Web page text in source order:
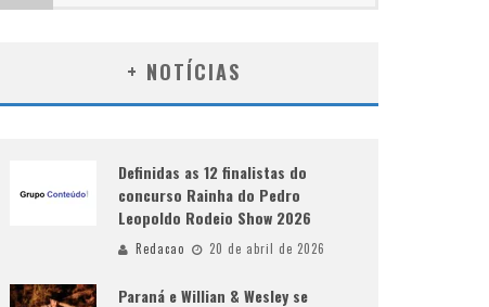
+ NOTÍCIAS
Definidas as 12 finalistas do
concurso Rainha do Pedro
Leopoldo Rodeio Show 2026
Redacao 20 de abril de 2026
Paraná e Willian & Wesley se